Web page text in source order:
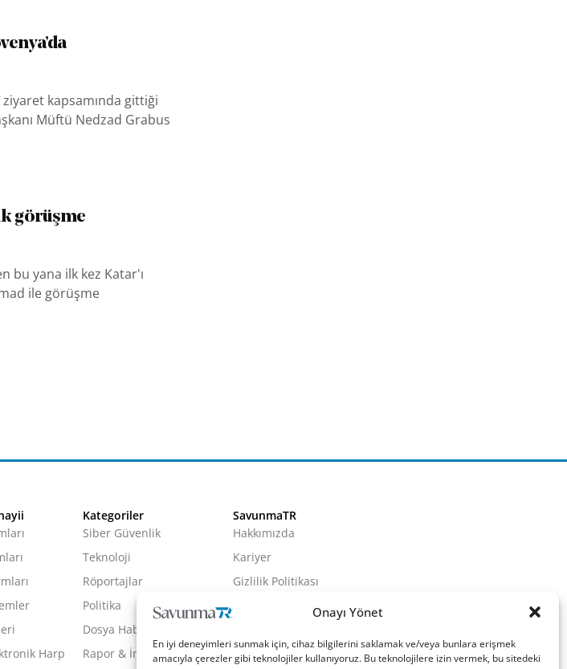
Onayı Yönet
En iyi deneyimleri sunmak için, cihaz bilgilerini saklamak ve/veya bunlara erişmek
amacıyla çerezler gibi teknolojiler kullanıyoruz. Bu teknolojilere izin vermek, bu sitedeki
kapsamında gittiği
Müftü Nedzad Grabus
görüşme
bu yana ilk kez Katar'ı
ile görüşme
Harp
Kategoriler
Siber Güvenlik
Teknoloji
Röportajlar
Politika
Dosya Haber
Rapor & İnfografik
SavunmaTR
Hakkımızda
Kariyer
Gizlilik Politikası